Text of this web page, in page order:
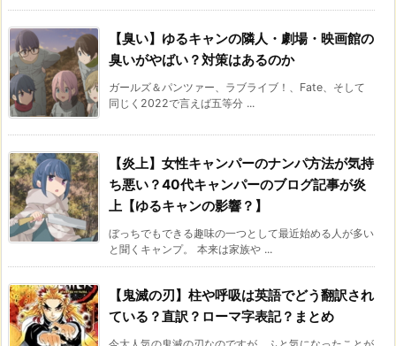
【臭い】ゆるキャンの隣人・劇場・映画館の
臭いがやばい？対策はあるのか
ガールズ＆パンツァー、ラブライブ！、Fate、そして
同じく2022で言えば五等分 ...
【炎上】女性キャンパーのナンパ方法が気持
ち悪い？40代キャンパーのブログ記事が炎
上【ゆるキャンの影響？】
ぼっちでもできる趣味の一つとして最近始める人が多い
と聞くキャンプ。 本来は家族や ...
【鬼滅の刃】柱や呼吸は英語でどう翻訳され
ている？直訳？ローマ字表記？まとめ